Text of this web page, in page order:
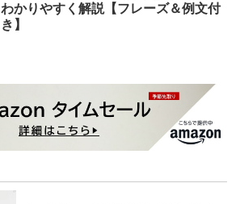
わかりやすく解説【フレーズ＆例文付
き】